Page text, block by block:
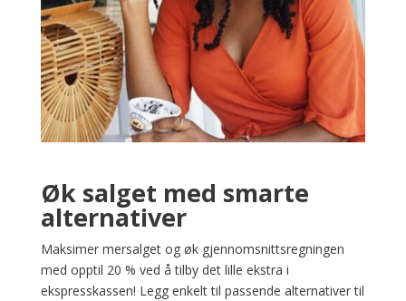
Øk salget med smarte
alternativer
Maksimer mersalget og øk gjennomsnittsregningen
med opptil 20 % ved å tilby det lille ekstra i
ekspresskassen! Legg enkelt til passende alternativer til